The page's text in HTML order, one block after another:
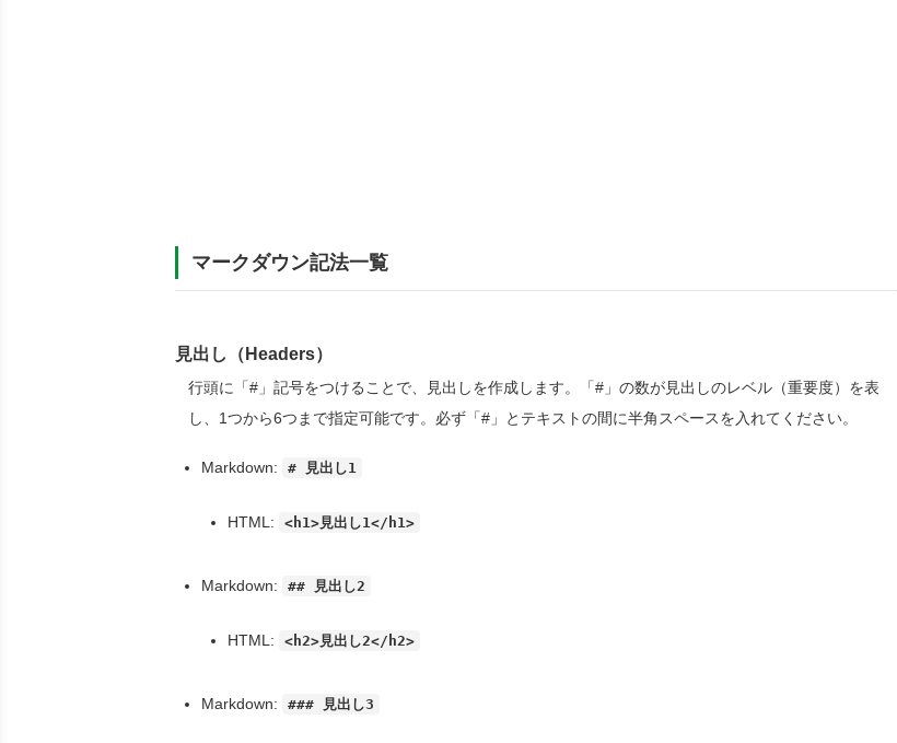
マークダウン記法一覧
見出し（Headers）
行頭に「#」記号をつけることで、見出しを作成します。「#」の数が見出しのレベル（重要度）を表
し、1つから6つまで指定可能です。必ず「#」とテキストの間に半角スペースを入れてください。
Markdown: # 見出し1
HTML: <h1>見出し1</h1>
Markdown: ## 見出し2
HTML: <h2>見出し2</h2>
Markdown: ### 見出し3